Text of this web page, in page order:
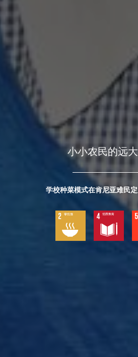
小小农民的远
学校种菜模式在肯尼亚难民